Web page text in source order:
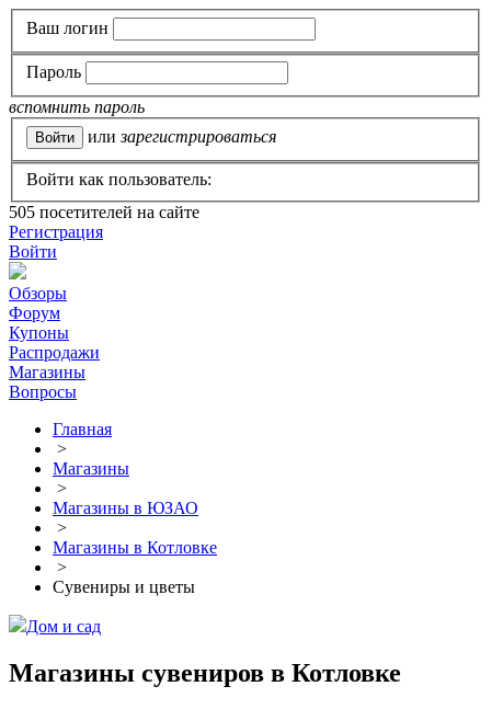
Ваш логин
Пароль
вспомнить пароль
или зарегистрироваться
Войти как пользователь:
505 посетителей на сайте
Регистрация
Войти
Обзоры
Форум
Купоны
Распродажи
Магазины
Вопросы
Главная
>
Магазины
>
Магазины в ЮЗАО
>
Магазины в Котловке
>
Сувениры и цветы
Дом и сад
Магазины сувениров в Котловке